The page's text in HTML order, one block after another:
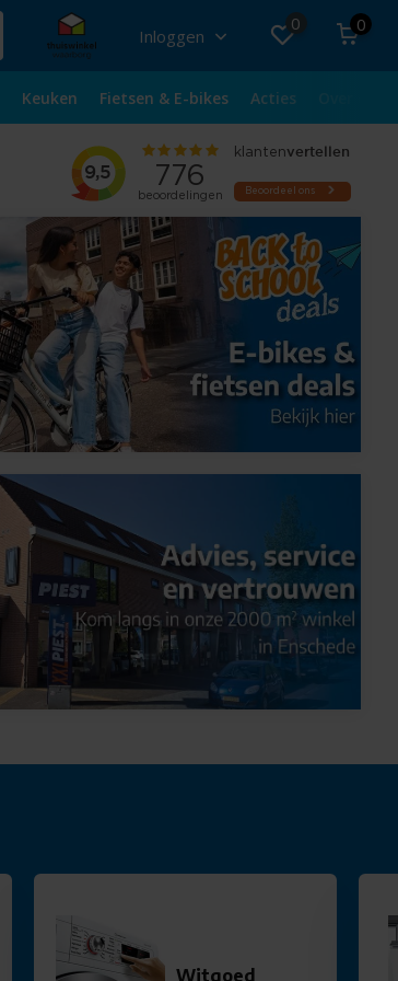
Inloggen
0 0
Keuken Fietsen & E-bikes Acties
Witgoed